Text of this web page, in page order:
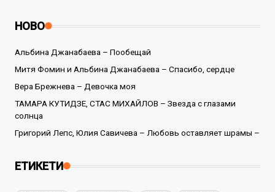
НОВО
Альбина Джанабаева – Пообещай
Митя Фомин и Альбина Джанабаева – Спасибо, сердце
Вера Брежнева – Девочка моя
ТАМАРА КУТИДЗЕ, СТАС МИХАЙЛОВ – Звезда с глазами
солнца
Григорий Лепс, Юлия Савичева – Любовь оставляет шрамы –
ЕТИКЕТИ